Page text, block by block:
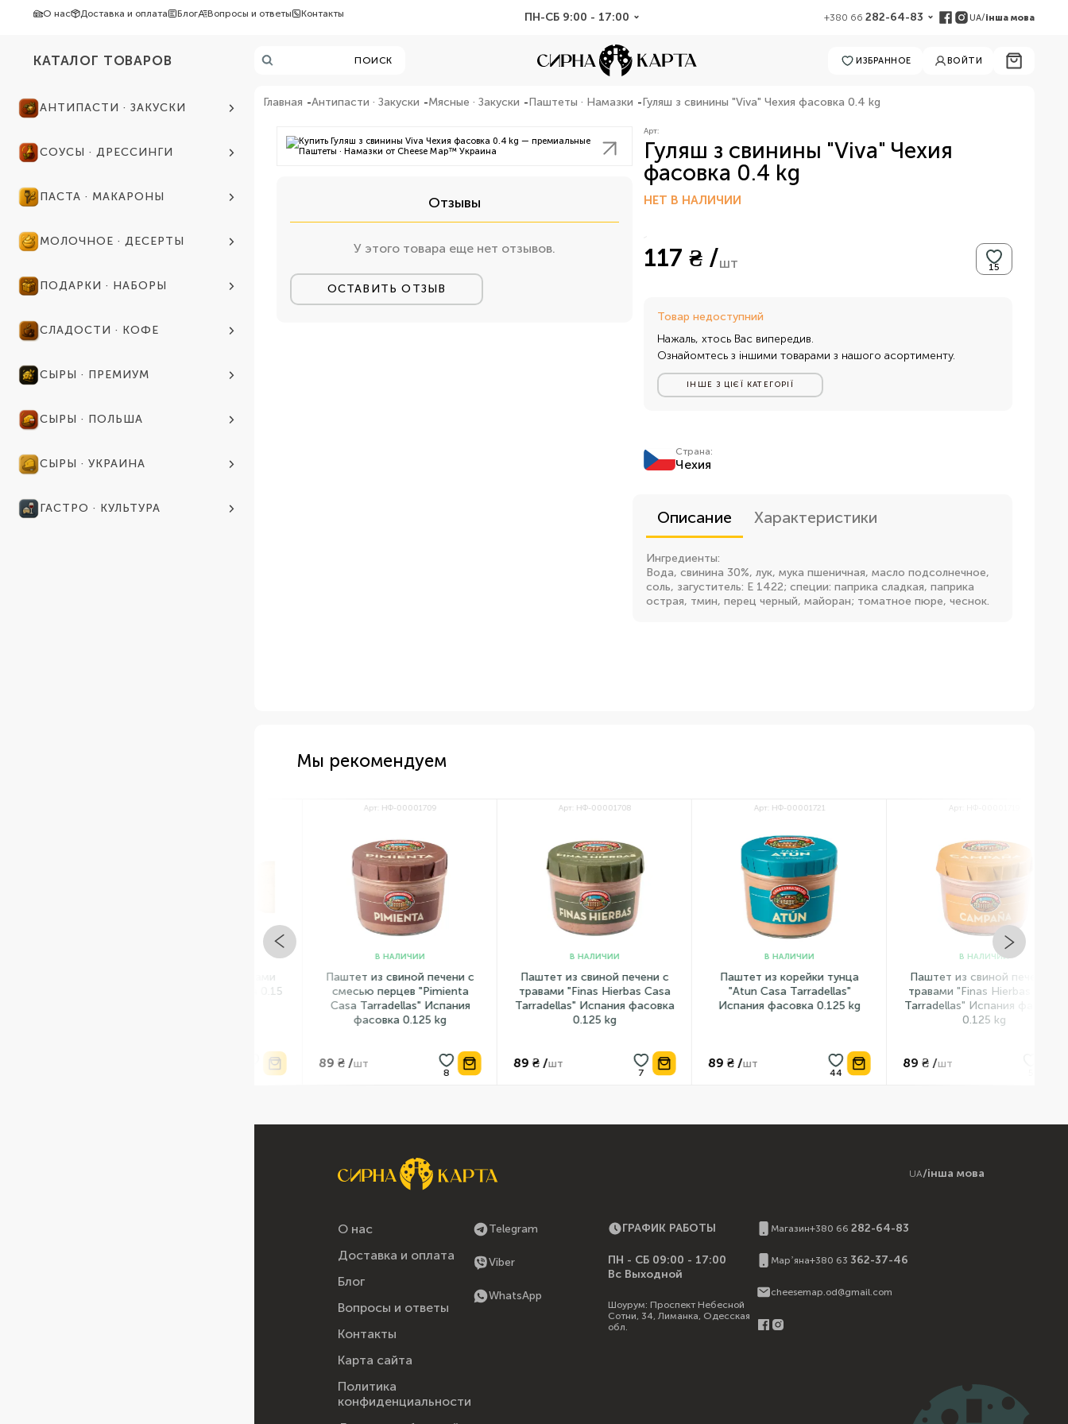
О нас Доставка и оплата Блог Вопросы и ответы Контакты ПН-СБ 9:00 - 17:00 +380 66282-64-83 UA/інша мова
КАТАЛОГ ТОВАРОВ ПОИСК ИЗБРАННОЕ ВОЙТИ
АНТИПАСТИ · ЗАКУСКИ
СОУСЫ · ДРЕССИНГИ
ПАСТА · МАКАРОНЫ
МОЛОЧНОЕ · ДЕСЕРТЫ
ПОДАРКИ · НАБОРЫ
СЛАДОСТИ · КОФЕ
СЫРЫ · ПРЕМИУМ
СЫРЫ · ПОЛЬША
СЫРЫ · УКРАИНА
ГАСТРО · КУЛЬТУРА
Главная Антипасти · Закуски Мясные · Закуски Паштеты · Намазки Гуляш з свинины "Viva" Чехия фасовка 0.4 kg
Отзывы
У этого товара еще нет отзывов.
ОСТАВИТЬ ОТЗЫВ
Арт:
Гуляш з свинины "Viva" Чехия
фасовка 0.4 kg
НЕТ В НАЛИЧИИ
117 ₴ /шт
Товар недоступний
Нажаль, хтось Вас випередив.
Ознайомтесь з іншими товарами з нашого асортименту.
ІНШЕ З ЦІЄЇ КАТЕГОРІЇ
Страна:
Чехия
Описание Характеристики
Ингредиенты:
Вода, свинина 30%, лук, мука пшеничная, масло подсолнечное,
соль, загуститель: Е 1422; специи: паприка сладкая, паприка
острая, тмин, перец черный, майоран; томатное пюре, чеснок.
Мы рекомендуем
Арт: НФ-00001709
В НАЛИЧИИ
Паштет из свиной печени с
смесью перцев "Pimienta
Casa Tarradellas" Испания
фасовка 0.125 kg
89 ₴ / шт
Арт: НФ-00001708
В НАЛИЧИИ
Паштет из свиной печени с
травами "Finas Hierbas Casa
Tarradellas" Испания фасовка
89 ₴ / шт
Арт: НФ-00001721
В НАЛИЧИИ
Паштет из корейки тунца
"Atun Casa Tarradellas"
Испания фасовка 0.125 kg
89 ₴ / шт
Арт: НФ-00001719
В НАЛИЧИИ
Паштет из свиной печени с
травами "Finas Hierbas Casa
Tarradellas" Испания фасовка
89 ₴ / шт
UA/інша мова
О нас
Доставка и оплата
Блог
Вопросы и ответы
Контакты
Карта сайта
Политика
конфиденциальности
Telegram
Viber
WhatsApp
ГРАФИК РАБОТЫ
ПН - СБ 09:00 - 17:00
Вс Выходной
Шоурум: Проспект Небесной
Сотни, 34, Лиманка, Одесская
обл.
Магазин+380 66 282-64-83
Марʼяна+380 63 362-37-46
cheesemap.od@gmail.com